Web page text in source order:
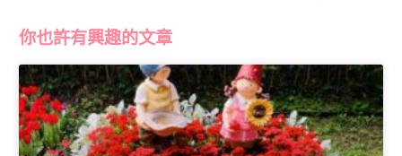
你也許有興趣的文章